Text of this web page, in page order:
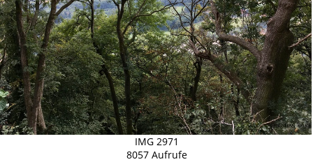
IMG 2971
8057 Aufrufe